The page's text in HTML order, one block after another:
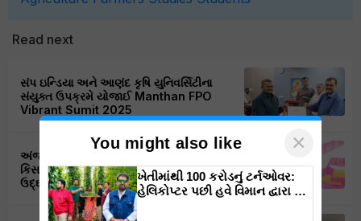
Read next
સંપ ઇન્ડિયા અને આણંદ કૃષિ યુનિવર્સિટીના
સંયુક્ત ઉપક્રમે યોજાઈ Manthan FPO
Vibrant Sumit 2025
અંજાર ખાતે યોજાયો કચ્છ FPO દ્વારા “કચ્છ
કિસાન માર્ટ” ( એગ્રી ઇનપુટ શોપ) નો ભવ્ય
ઉદ્ઘાટન સમારોહ
You might also like ×
ખેતીમાંથી 100 કરોડનું ટર્નઓવર:
હેલિકોપ્ટર પછી હવે વિમાન દ્વારા કૃષિ